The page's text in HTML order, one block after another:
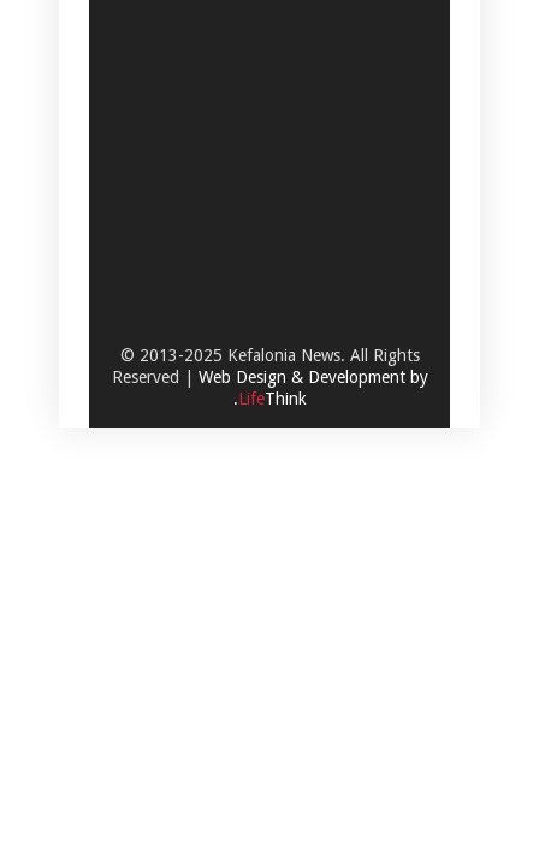
© 2013-2025 Kefalonia News. All Rights
Reserved | Web Design & Development by
.LifeThink